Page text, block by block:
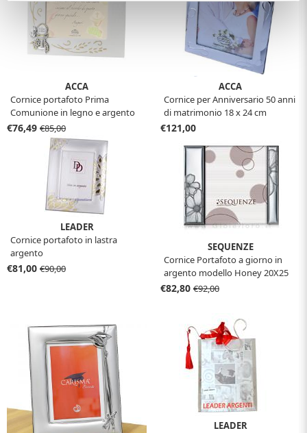
ACCA
Cornice portafoto Prima
Comunione in legno e argento
22X22 cm
€76,49 €85,00
ACCA
Cornice per Anniversario 50 anni
di matrimonio 18 x 24 cm
€121,00
LEADER
Cornice portafoto in lastra
argento
€81,00 €90,00
SEQUENZE
Cornice Portafoto a giorno in
argento modello Honey 20X25
cm
€82,80 €92,00
LEADER